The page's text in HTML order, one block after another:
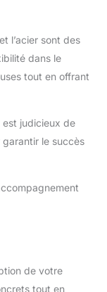
l’acier sont des
dans le
tout en offrant
est judicieux de
garantir le succès
de votre
tout en